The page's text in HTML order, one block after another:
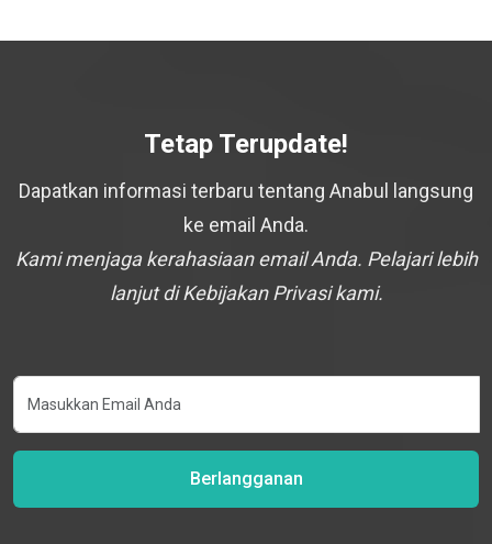
Tetap Terupdate!
Dapatkan informasi terbaru tentang Anabul langsung
ke email Anda.
Kami menjaga kerahasiaan email Anda. Pelajari lebih
lanjut di Kebijakan Privasi kami.
Berlangganan